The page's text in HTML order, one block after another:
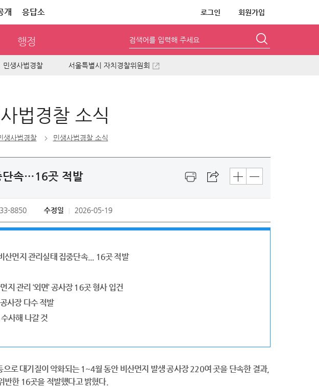
개 응답소 로그인 회원가입
행정 검색어를 입력해 주세요
민생사법경찰 서울특별시 자치경찰위원회
법경찰 소식
생사법경찰 민생사법경찰 소식
단속…16곳 적발
8850 수정일 2026-05-19
산먼지 관리실태 집중단속... 16곳 적발
지 관리 ‘외면’공사장 16곳 형사 입건
사장 다수 적발
사해 나갈 것
로 대기질이 악화되는 1~4월 동안 비산먼지 발생 공사장220여 곳을 단속한 결과,
반한 16곳을 적발했다고 밝혔다.